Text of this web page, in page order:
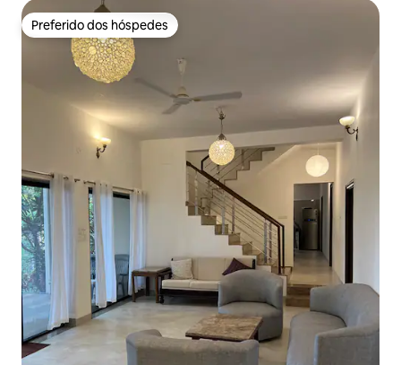
Preferido dos hóspedes
Preferido dos hóspedes